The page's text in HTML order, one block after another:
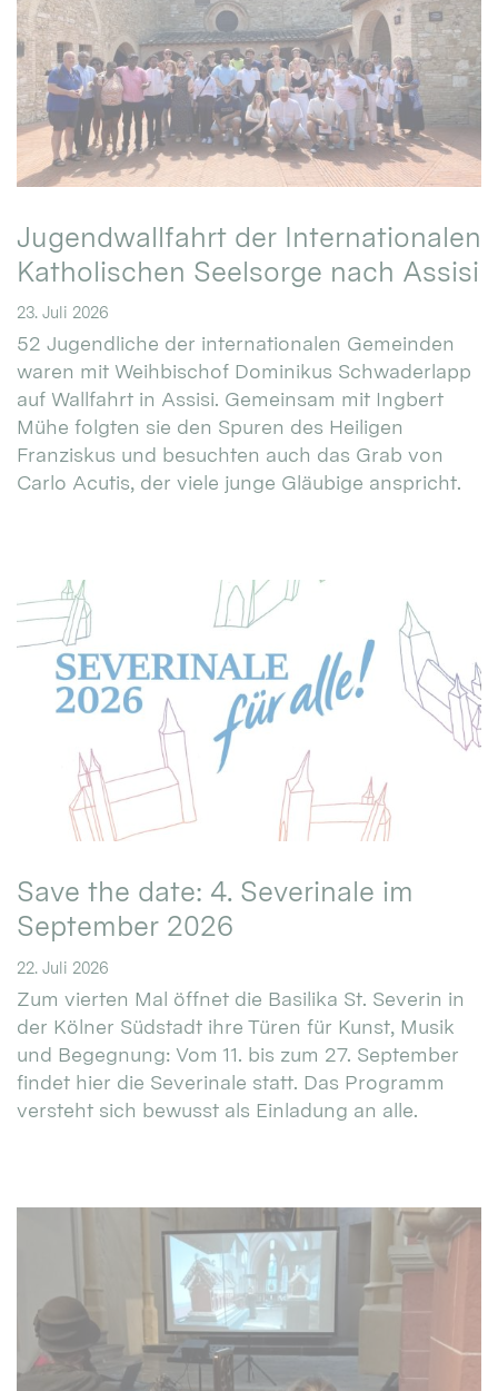
Jugendwallfahrt der Internationalen
Katholischen Seelsorge nach Assisi
23. Juli 2026
52 Jugendliche der internationalen Gemeinden
waren mit Weihbischof Dominikus Schwaderlapp
auf Wallfahrt in Assisi. Gemeinsam mit Ingbert
Mühe folgten sie den Spuren des Heiligen
Franziskus und besuchten auch das Grab von
Carlo Acutis, der viele junge Gläubige anspricht.
Save the date: 4. Severinale im
September 2026
22. Juli 2026
Zum vierten Mal öffnet die Basilika St. Severin in
der Kölner Südstadt ihre Türen für Kunst, Musik
und Begegnung: Vom 11. bis zum 27. September
findet hier die Severinale statt. Das Programm
versteht sich bewusst als Einladung an alle.